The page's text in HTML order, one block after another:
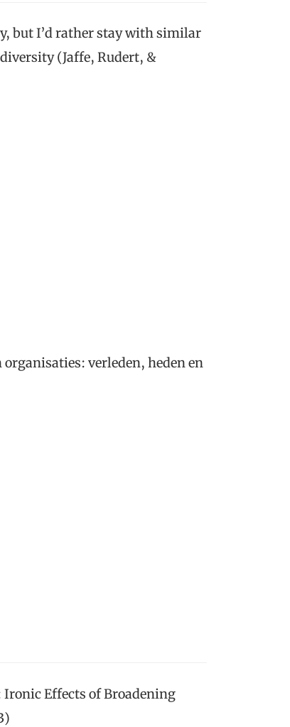
but I’d rather stay with similar
(Jaffe, Rudert, &
verleden, heden en
Effects of Broadening